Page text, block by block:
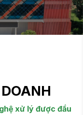
xử lý được đầu